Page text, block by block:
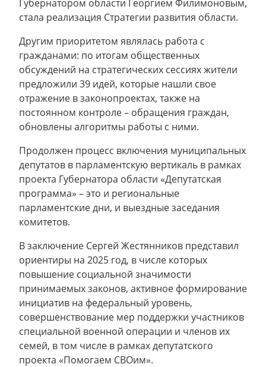
Губернатором области Георгием Филимоновым,
стала реализация Стратегии развития области.
Другим приоритетом являлась работа с
гражданами: по итогам общественных
обсуждений на стратегических сессиях жители
предложили 39 идей, которые нашли свое
отражение в законопроектах, также на
постоянном контроле – обращения граждан,
обновлены алгоритмы работы с ними.
Продолжен процесс включения муниципальных
депутатов в парламентскую вертикаль в рамках
проекта Губернатора области «Депутатская
программа» – это и региональные
парламентские дни, и выездные заседания
комитетов.
В заключение Сергей Жестянников представил
ориентиры на 2025 год, в числе которых
повышение социальной значимости
принимаемых законов, активное формирование
инициатив на федеральный уровень,
совершенствование мер поддержки участников
специальной военной операции и членов их
семей, в том числе в рамках депутатского
проекта «Помогаем СВОим».